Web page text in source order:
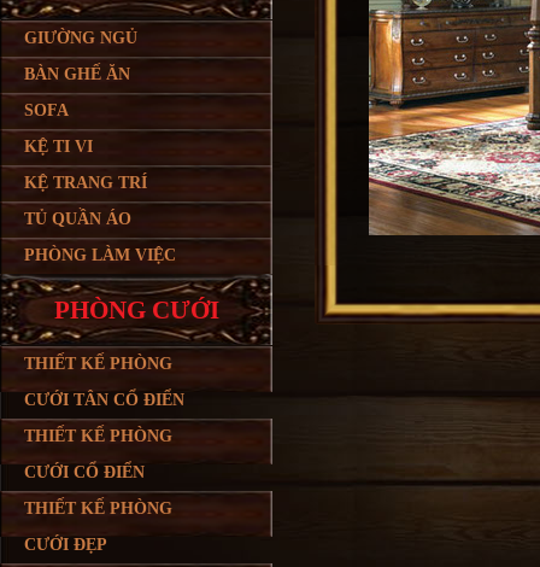
GIƯỜNG NGỦ
BÀN GHẾ ĂN
SOFA
KỆ TI VI
KỆ TRANG TRÍ
TỦ QUẦN ÁO
PHÒNG LÀM VIỆC
PHÒNG CƯỚI
THIẾT KẾ PHÒNG
CƯỚI TÂN CỔ ĐIỂN
THIẾT KẾ PHÒNG
CƯỚI CỔ ĐIỂN
THIẾT KẾ PHÒNG
CƯỚI ĐẸP